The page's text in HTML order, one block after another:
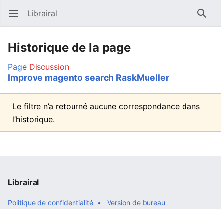
Ouvrir le menu principal Librairal
Historique de la page
Page Discussion
Improve magento search RaskMueller
Le filtre n’a retourné aucune correspondance dans
l’historique.
Librairal
Politique de confidentialité Version de bureau